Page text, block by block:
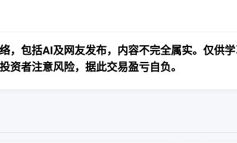
，包括AI及网友发布，内容不完全属实。仅供
资者注意风险，据此交易盈亏自负。